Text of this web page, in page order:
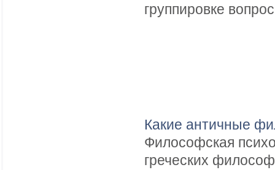
группировке
Какие античные
Философская
греческих